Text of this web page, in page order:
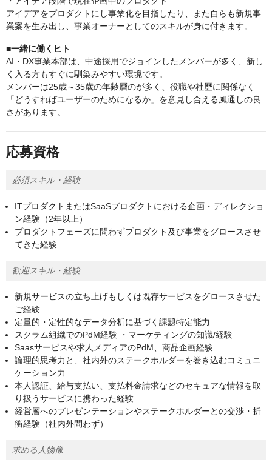
アイデアをプロダクトにし事業化を目指したり、また自らも新規事
業案を生み出し、事業オーナーとしてのスキルが身に付きます。
■一緒に働くヒト
AI・DX事業本部は、中途採用でジョインしたメンバーが多く、新し
く入る方もすぐに馴染みやすい環境です。
メンバーは25歳～35歳の年齢層のが多く、役職や社歴に関係なく
「どうすればユーザーのためになるか」を意見し合える風通しの良
さがあります。
応募資格
必須スキル・経験
ITプロダクトまたはSaaSプロダクトにおける企画・ディレクショ
ン経験（2年以上）
プロダクトフェーズに問わずプロダクト及び事業をグロースさせ
てきた経験
歓迎スキル・経験
新規サービスの立ち上げもしくは既存サービスをグロースさせた
ご経験
定量的・定性的なデータ分析に基づく課題特定能力
スクラム組織でのPdM経験 ・マーケティングの知識/経験
Saasサービスや求人メディアのPdM、商品企画経験
論理的思考力と、社内外のステークホルダーを巻き込むコミュニ
ケーション力
本人認証、給与支払い、支払料金請求などのセキュアな情報を取
り扱うサービスに携わった経験
経営層へのプレゼンテーションやステークホルダーとの交渉・折
衝経験（社内外問わず）
求める人物像